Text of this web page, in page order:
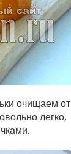
очищаем от
легко,